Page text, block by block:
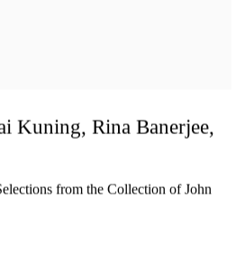
Kuning, Rina Banerjee,
from the Collection of John